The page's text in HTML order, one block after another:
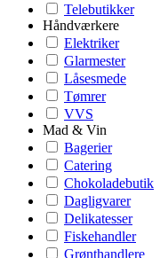
Telebutikker
Håndværkere
Elektriker
Glarmester
Låsesmede
Tømrer
VVS
Mad & Vin
Bagerier
Catering
Chokoladebutik
Dagligvarer
Delikatesser
Fiskehandler
Grønthandlere